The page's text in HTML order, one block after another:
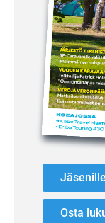
Osta